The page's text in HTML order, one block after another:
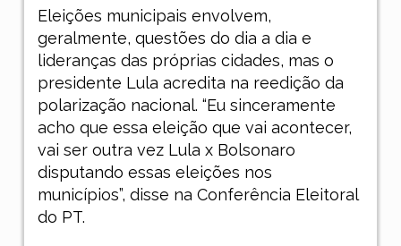
Eleições municipais envolvem,
geralmente, questões do dia a dia e
lideranças das próprias cidades, mas o
presidente Lula acredita na reedição da
polarização nacional. “Eu sinceramente
acho que essa eleição que vai acontecer,
vai ser outra vez Lula x Bolsonaro
disputando essas eleições nos
municípios”, disse na Conferência Eleitoral
do PT.